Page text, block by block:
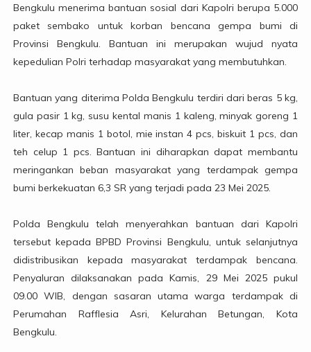
Bengkulu menerima bantuan sosial dari Kapolri berupa 5.000
paket sembako untuk korban bencana gempa bumi di
Provinsi Bengkulu. Bantuan ini merupakan wujud nyata
kepedulian Polri terhadap masyarakat yang membutuhkan.
Bantuan yang diterima Polda Bengkulu terdiri dari beras 5 kg,
gula pasir 1 kg, susu kental manis 1 kaleng, minyak goreng 1
liter, kecap manis 1 botol, mie instan 4 pcs, biskuit 1 pcs, dan
teh celup 1 pcs. Bantuan ini diharapkan dapat membantu
meringankan beban masyarakat yang terdampak gempa
bumi berkekuatan 6,3 SR yang terjadi pada 23 Mei 2025.
Polda Bengkulu telah menyerahkan bantuan dari Kapolri
tersebut kepada BPBD Provinsi Bengkulu, untuk selanjutnya
didistribusikan kepada masyarakat terdampak bencana.
Penyaluran dilaksanakan pada Kamis, 29 Mei 2025 pukul
09.00 WIB, dengan sasaran utama warga terdampak di
Perumahan Rafflesia Asri, Kelurahan Betungan, Kota
Bengkulu.